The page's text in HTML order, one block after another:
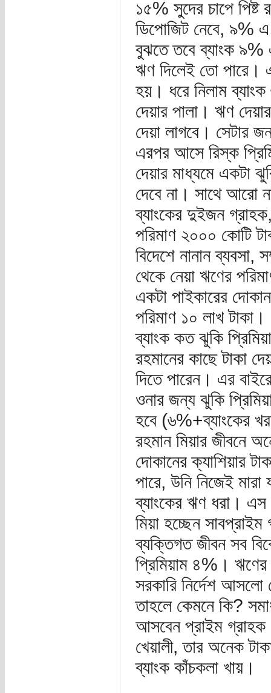
১৫% সুদের চাপে পিষ্ট
ডিপোজিট নেবে, ৯%
বুঝতে তবে ব্যাংক
ঋণ দিলেই তো পারে।
হয়। ধরে নিলাম
দেয়ার পালা। ঋণ
দেয়া লাগবে। সেটার
এরপর আসে রিস্ক
দেয়ার মাধ্যমে একটা
দেবে না। সাথে আরো
ব্যাংকের দুইজন
পরিমাণ ২০০০ কোটি
বিদেশে নানান ব্যবসা,
থেকে নেয়া ঋণের
একটা পাইকারের
পরিমাণ ১০ লাখ
ব্যাংক কত ঝুকি
রহমানের কাছে টাকা
দিতে পারেন। এর
ওনার জন্য ঝুকি
হবে (৬%+ব্যাংকের
রহমান মিয়ার জীবনে
দোকানের ক্যাশিয়ার
পারে, উনি নিজেই
ব্যাংকের ঋণ ধরা। এস
মিয়া হচ্ছেন
ব্যক্তিগত জীবন সব
প্রিমিয়াম ৪%।
সরকারি নির্দেশ
তাহলে কেমনে কি?
আসবেন প্রাইম
খেয়ালী, তার অনেক
ব্যাংক কাঁচকলা খায়।